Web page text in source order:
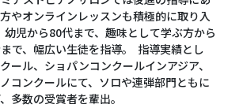
やオンラインレッスンも積極的に取り入
児から80代まで、趣味として学ぶ方から
で、幅広い生徒を指導。 指導実績とし
ール、ショパンコンクールインアジア、
コンクールにて、ソロや連弾部門ともに
多数の受賞者を輩出。